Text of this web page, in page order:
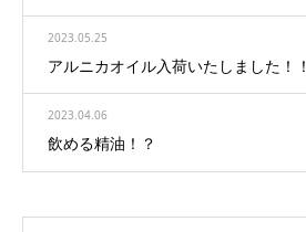
2023.05.25
アルニカオイル入荷いたしました！！
2023.04.06
飲める精油！？